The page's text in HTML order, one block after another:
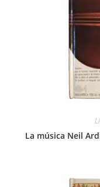
La música Neil